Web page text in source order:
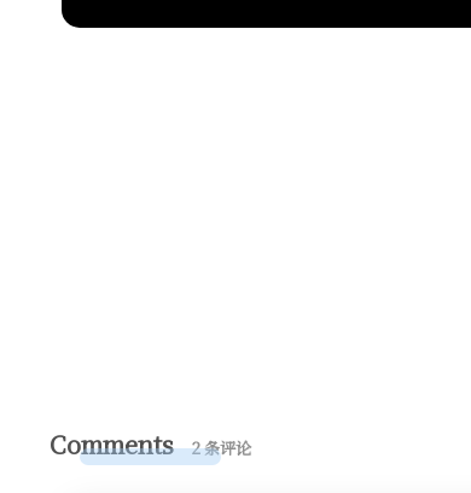
Comments 2 条评论